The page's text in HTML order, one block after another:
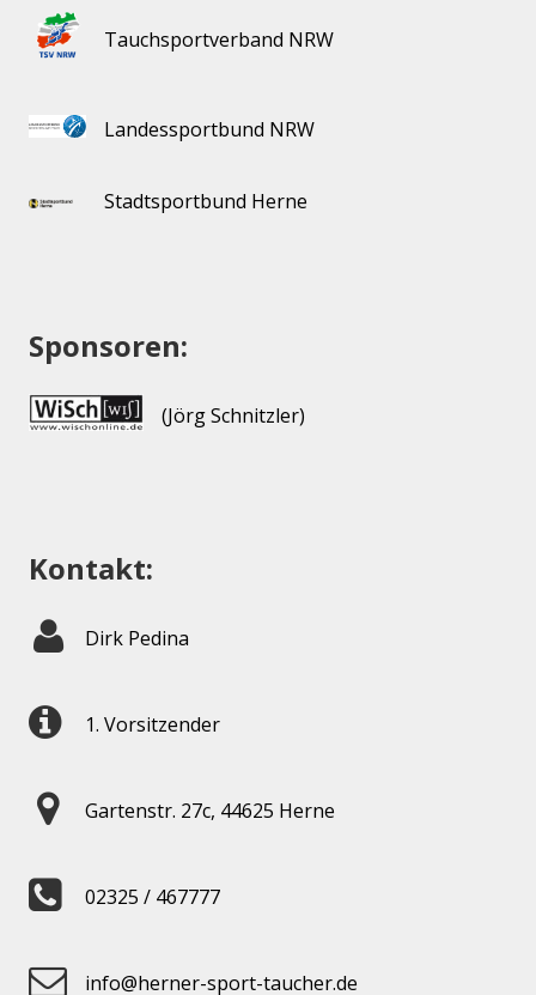
Tauchsportverband NRW
Landessportbund NRW
Stadtsportbund Herne
Sponsoren:
(Jörg Schnitzler)
Kontakt:
Dirk Pedina
1. Vorsitzender
Gartenstr. 27c, 44625 Herne
02325 / 467777
info@herner-sport-taucher.de